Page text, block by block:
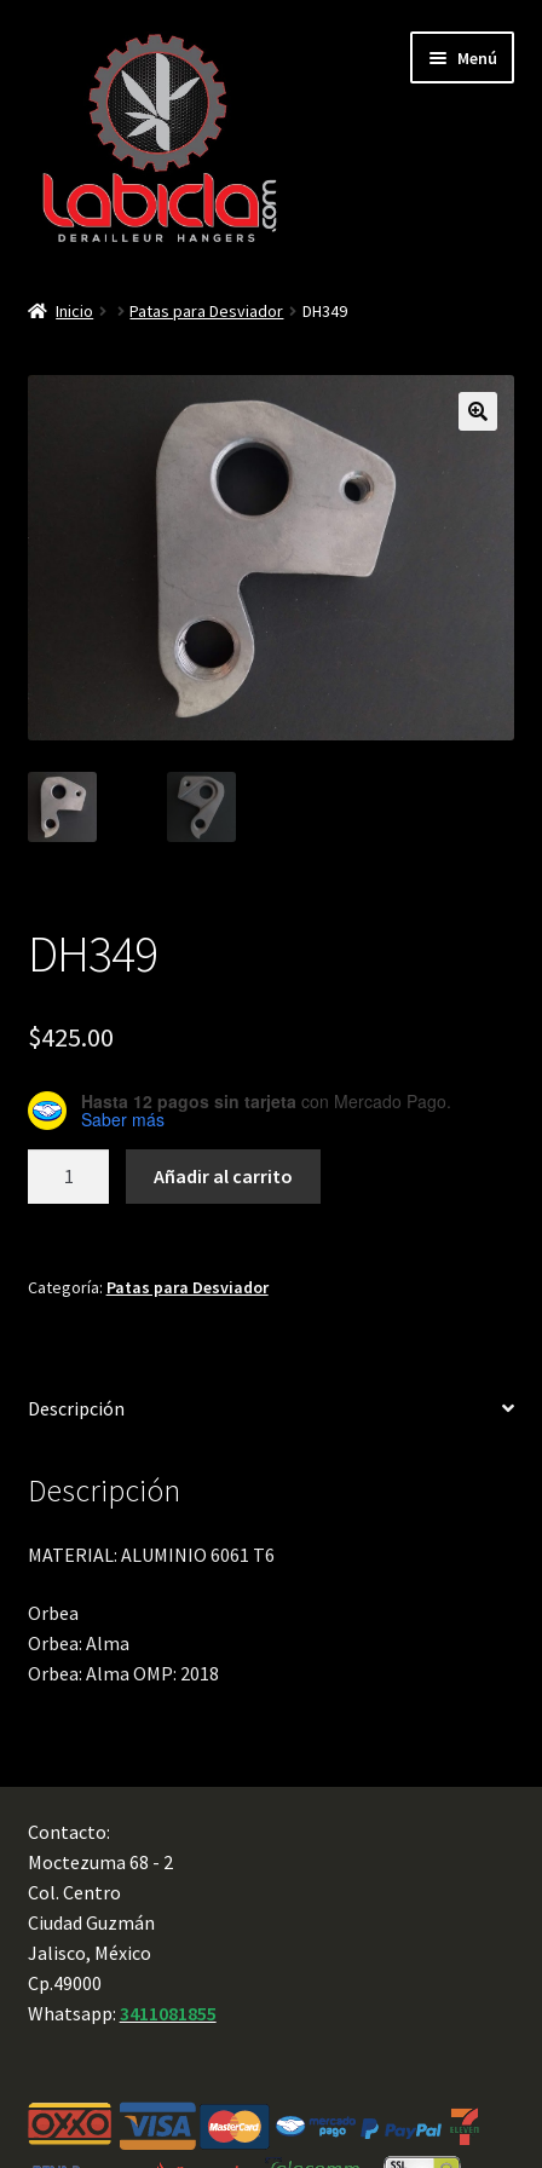
navegación
contenido
Menú
Inicio Patas para Desviador DH349
DH349
$425.00
Hasta 12 pagos sin tarjeta con Mercado Pago.
Saber más
Añadir al carrito
Categoría: Patas para Desviador
Descripción
Descripción
MATERIAL: ALUMINIO 6061 T6
Orbea
Orbea: Alma
Orbea: Alma OMP: 2018
Contacto:
Moctezuma 68 - 2
Col. Centro
Ciudad Guzmán
Jalisco, México
Cp.49000
Whatsapp: 3411081855